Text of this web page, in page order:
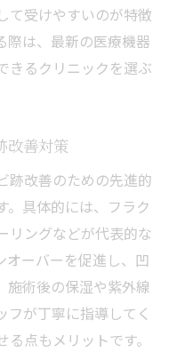
て受けやすいのが特徴
際は、最新の医療機器
きるクリニックを選ぶ
改善対策
跡改善のための先進的
。具体的には、フラク
リングなどが代表的な
オーバーを促進し、凹
施術後の保湿や紫外線
フが丁寧に指導してく
点もメリットです。